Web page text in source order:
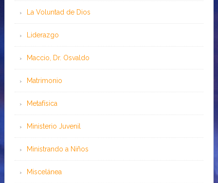
La Voluntad de Dios
Liderazgo
Maccio, Dr. Osvaldo
Matrimonio
Metafísica
Ministerio Juvenil
Ministrando a Niños
Miscelánea